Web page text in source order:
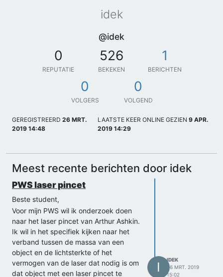
idek
@idek
0
REPUTATIE
526
BEKEKEN
1
BERICHTEN
0
VOLGERS
0
VOLGEND
GEREGISTREERD 26 MRT.
2019 14:48
LAATSTE KEER ONLINE GEZIEN 9 APR.
2019 14:29
Meest recente berichten door idek
PWS laser pincet
Beste student,
Voor mijn PWS wil ik onderzoek doen
naar het laser pincet van Arthur Ashkin.
Ik wil in het specifiek kijken naar het
verband tussen de massa van een
object en de lichtsterkte of het
vermogen van de laser dat nodig is om
dat object met een laser pincet te
I
IDEK
26 MRT. 2019
15:02